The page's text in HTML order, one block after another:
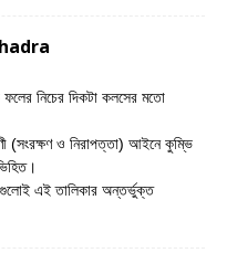
নিচের দিকটা কলসের মতো
(সংরক্ষণ ও নিরাপত্তা) আইনে কুম্ভি
এই তালিকার অন্তর্ভুক্ত